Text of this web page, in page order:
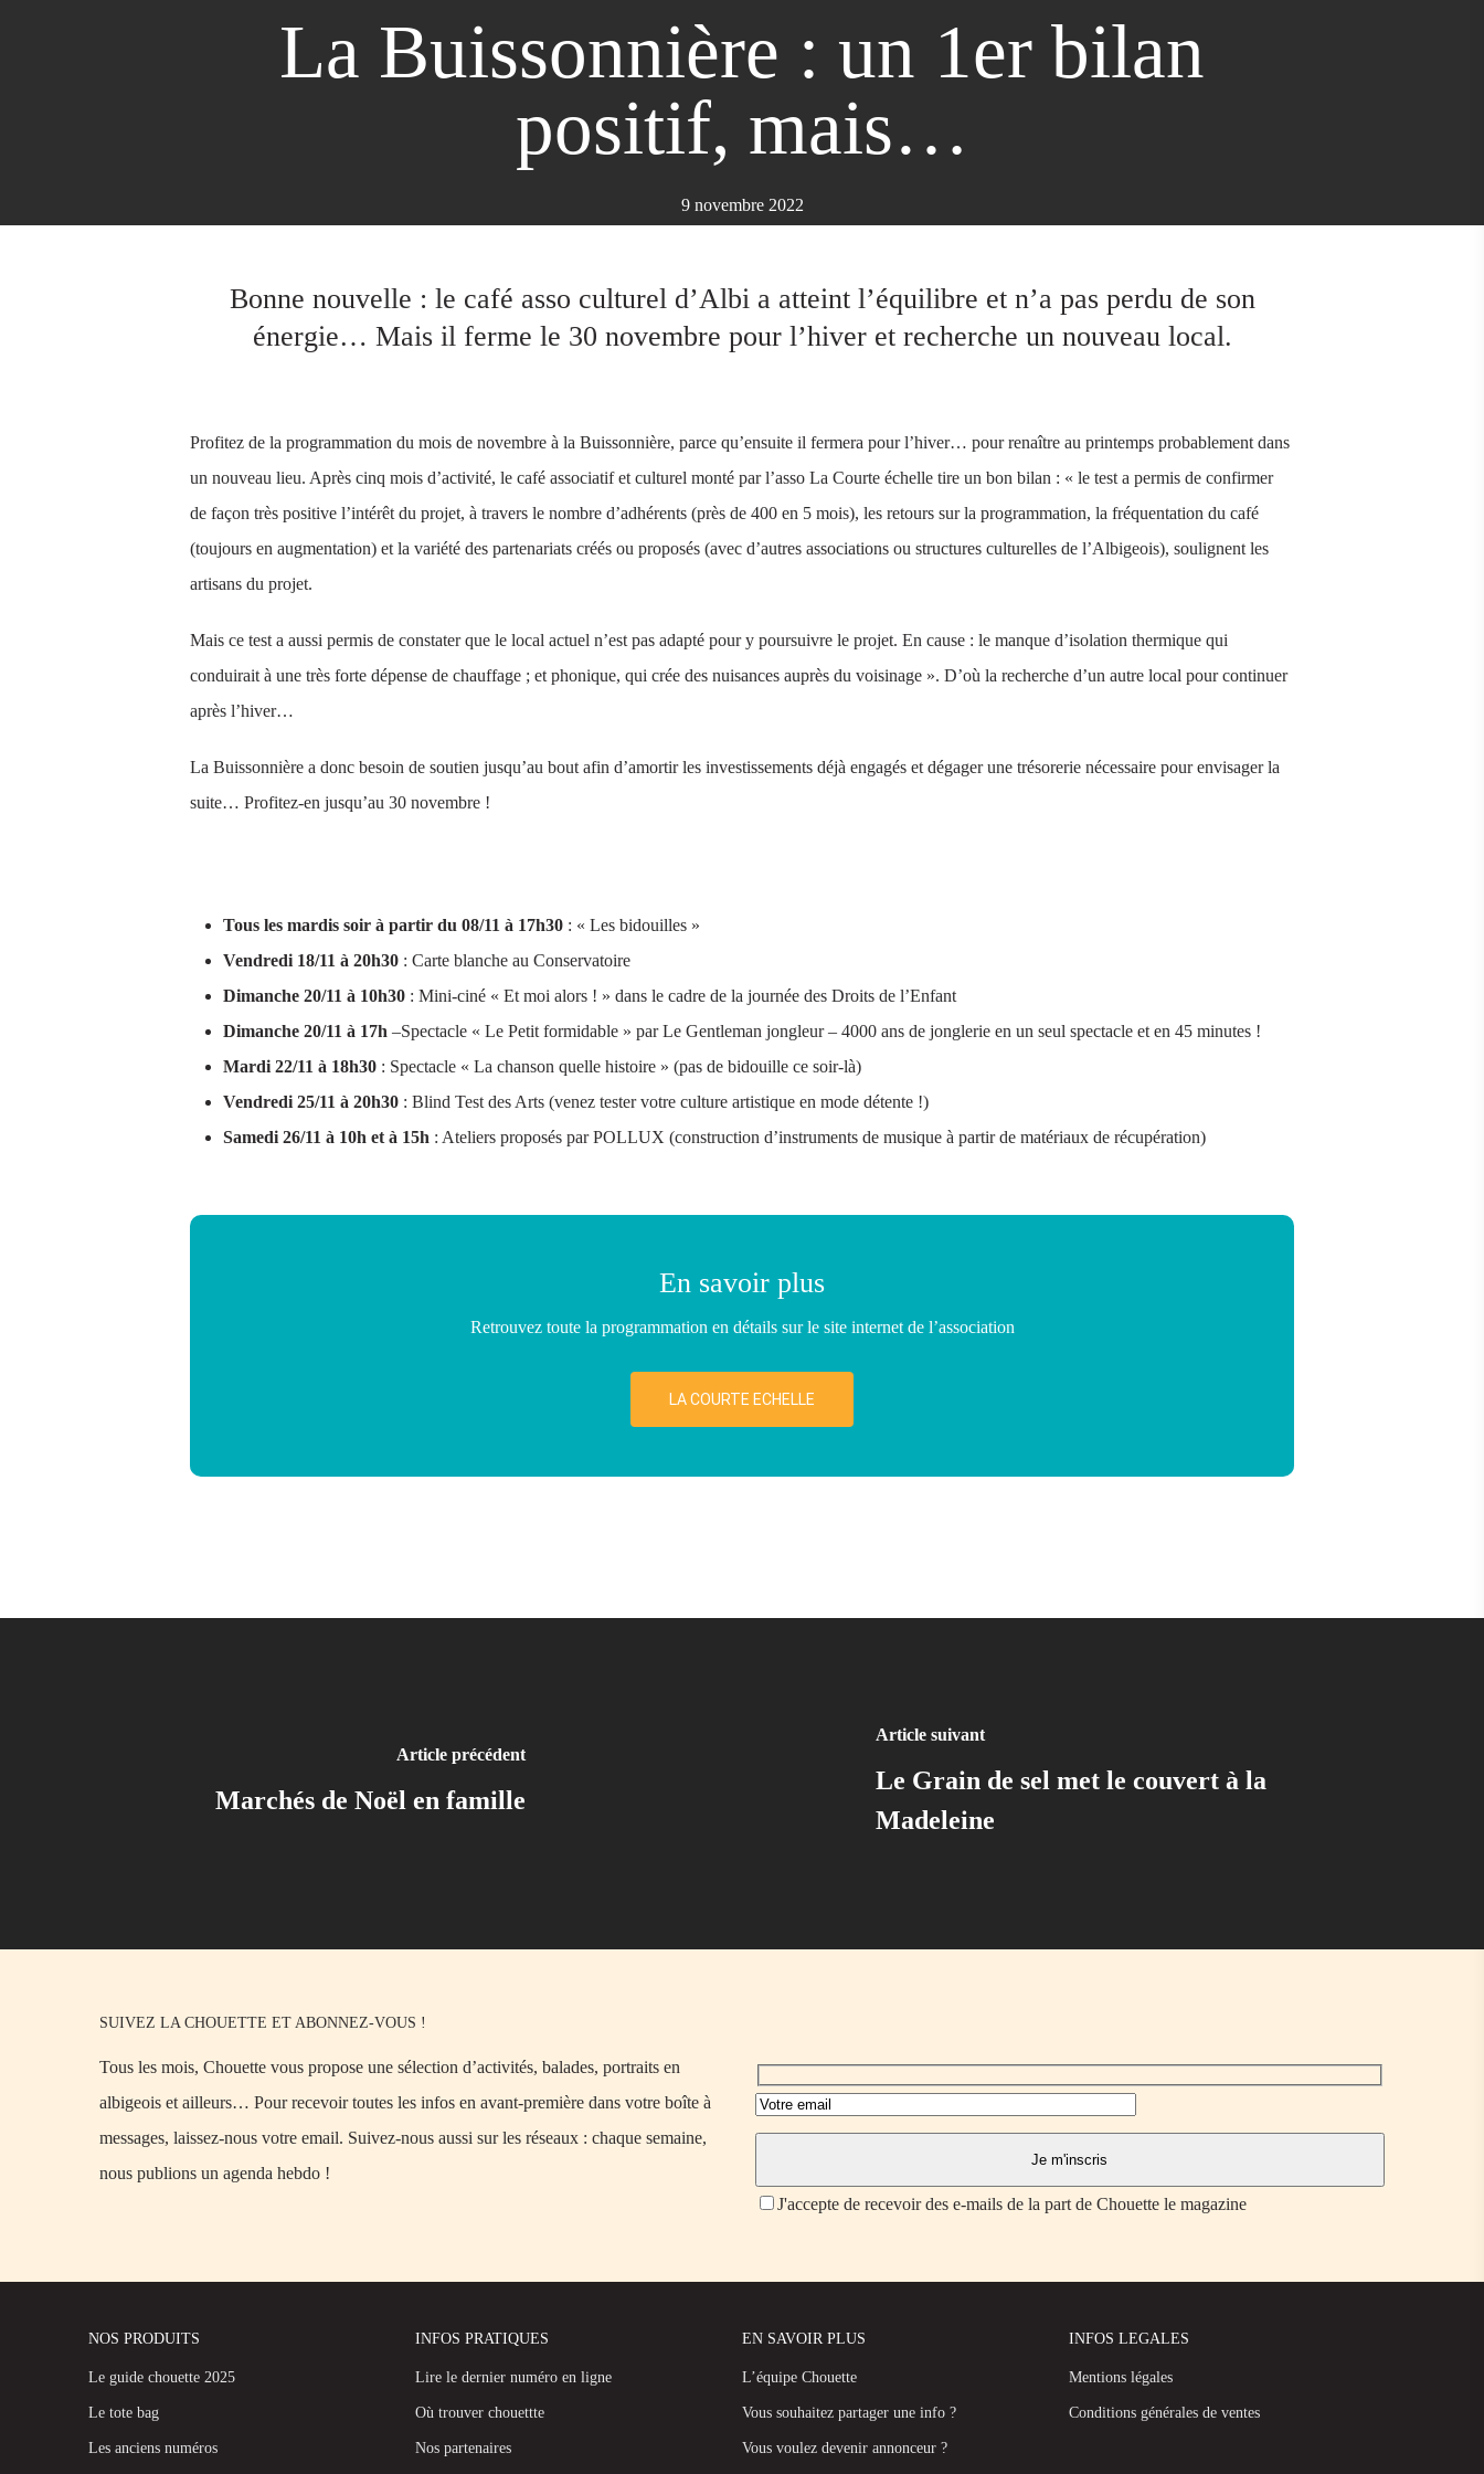
La Buissonnière : un 1er bilan
positif, mais…
9 novembre 2022
Bonne nouvelle : le café asso culturel d’Albi a atteint l’équilibre et n’a pas perdu de son
énergie… Mais il ferme le 30 novembre pour l’hiver et recherche un nouveau local.
Profitez de la programmation du mois de novembre à la Buissonnière, parce qu’ensuite il fermera pour l’hiver… pour renaître au printemps probablement dans
un nouveau lieu. Après cinq mois d’activité, le café associatif et culturel monté par l’asso La Courte échelle tire un bon bilan : « le test a permis de confirmer
de façon très positive l’intérêt du projet, à travers le nombre d’adhérents (près de 400 en 5 mois), les retours sur la programmation, la fréquentation du café
(toujours en augmentation) et la variété des partenariats créés ou proposés (avec d’autres associations ou structures culturelles de l’Albigeois), soulignent les
artisans du projet.
Mais ce test a aussi permis de constater que le local actuel n’est pas adapté pour y poursuivre le projet. En cause : le manque d’isolation thermique qui
conduirait à une très forte dépense de chauffage ; et phonique, qui crée des nuisances auprès du voisinage ». D’où la recherche d’un autre local pour continuer
après l’hiver…
La Buissonnière a donc besoin de soutien jusqu’au bout afin d’amortir les investissements déjà engagés et dégager une trésorerie nécessaire pour envisager la
suite… Profitez-en jusqu’au 30 novembre !
Tous les mardis soir à partir du 08/11 à 17h30 : « Les bidouilles »
Vendredi 18/11 à 20h30 : Carte blanche au Conservatoire
Dimanche 20/11 à 10h30 : Mini-ciné « Et moi alors ! » dans le cadre de la journée des Droits de l’Enfant
Dimanche 20/11 à 17h –Spectacle « Le Petit formidable » par Le Gentleman jongleur – 4000 ans de jonglerie en un seul spectacle et en 45 minutes !
Mardi 22/11 à 18h30 : Spectacle « La chanson quelle histoire » (pas de bidouille ce soir-là)
Vendredi 25/11 à 20h30 : Blind Test des Arts (venez tester votre culture artistique en mode détente !)
Samedi 26/11 à 10h et à 15h : Ateliers proposés par POLLUX (construction d’instruments de musique à partir de matériaux de récupération)
En savoir plus
Retrouvez toute la programmation en détails sur le site internet de l’association
LA COURTE ECHELLE
Article précédent
Marchés de Noël en famille
Article suivant
Le Grain de sel met le couvert à la
Madeleine
SUIVEZ LA CHOUETTE ET ABONNEZ-VOUS !
Tous les mois, Chouette vous propose une sélection d’activités, balades, portraits en
albigeois et ailleurs… Pour recevoir toutes les infos en avant-première dans votre boîte à
messages, laissez-nous votre email. Suivez-nous aussi sur les réseaux : chaque semaine,
nous publions un agenda hebdo !
J'accepte de recevoir des e-mails de la part de Chouette le magazine
NOS PRODUITS
Le guide chouette 2025
Le tote bag
Les anciens numéros
INFOS PRATIQUES
Lire le dernier numéro en ligne
Où trouver chouettte
Nos partenaires
EN SAVOIR PLUS
L’équipe Chouette
Vous souhaitez partager une info ?
Vous voulez devenir annonceur ?
INFOS LEGALES
Mentions légales
Conditions générales de ventes